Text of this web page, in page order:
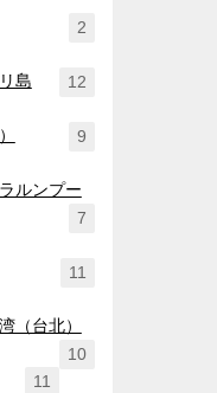
2
島 12
9
ルンプー
7
11
（台北）
10
11